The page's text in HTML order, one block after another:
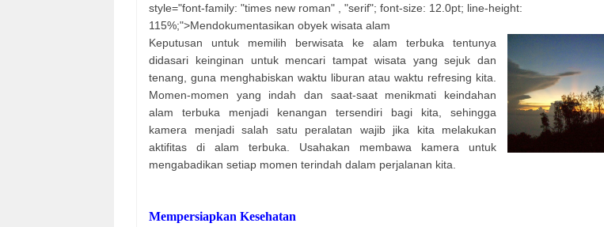
style="font-family: "times new roman" , "serif"; font-size: 12.0pt; line-height:
115%;">Mendokumentasikan obyek wisata alam
Keputusan untuk memilih berwisata ke alam terbuka tentunya
didasari keinginan untuk mencari tampat wisata yang sejuk dan
tenang, guna menghabiskan waktu liburan atau waktu refresing kita.
Momen-momen yang indah dan saat-saat menikmati keindahan
alam terbuka menjadi kenangan tersendiri bagi kita, sehingga
kamera menjadi salah satu peralatan wajib jika kita melakukan
aktifitas di alam terbuka. Usahakan membawa kamera untuk
mengabadikan setiap momen terindah dalam perjalanan kita.
Mempersiapkan Kesehatan